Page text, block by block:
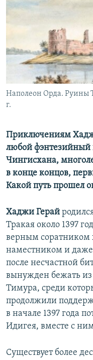
ПРОПАВШИЕ БЕЗ ВЕСТИ
КРЫМ.НЕПОКОРЕННЫЙ
ELIFBE
УКРАИНСКАЯ ПРОБЛЕМА
Все сайты RFE/RL
Наполеон Орда. Руины
г.
Приключениям
любой фэнтезийный
Чингисхана,
в конце концов,
Какой путь прошел
Хаджи Герай
Тракая около 1397
верным соратником
наместником и
после несчастной
вынужден бежать
Тимура, среди
продолжили
в начале 1397 года
Идигея, вместе с
Существует более